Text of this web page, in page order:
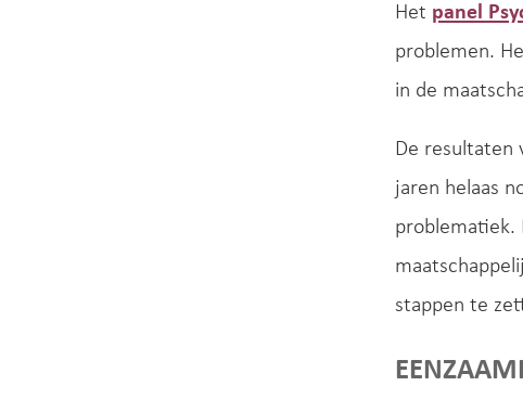
Het panel
problemen.
in de
De resultaten
jaren helaas
problematiek.
stappen te